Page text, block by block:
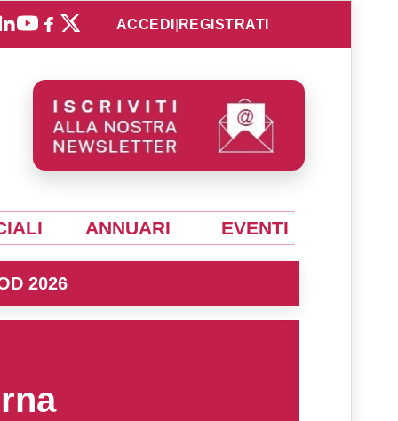
ACCEDI REGISTRATI
ANNUARI EVENTI
2026